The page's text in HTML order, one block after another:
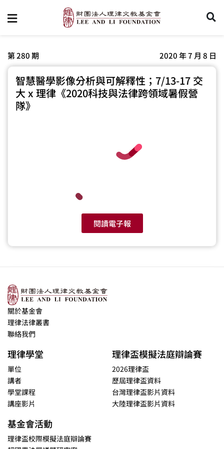
第 280 期 2020 年 7 月 8 日
智慧醫學影像分析與可解釋性；7/13-17 交
大 x 理律《2020科技與法律跨領域暑假營
隊》
閱讀電子報
關於基金會
理律法律叢書
聯絡我們
理律學堂
單位
講者
學堂課程
講座影片
理律盃模擬法庭辯論賽
2026理律盃
歷屆理律盃資料
台灣理律盃影片資料
大陸理律盃影片資料
基金會活動
理律盃校際模擬法庭辯論賽